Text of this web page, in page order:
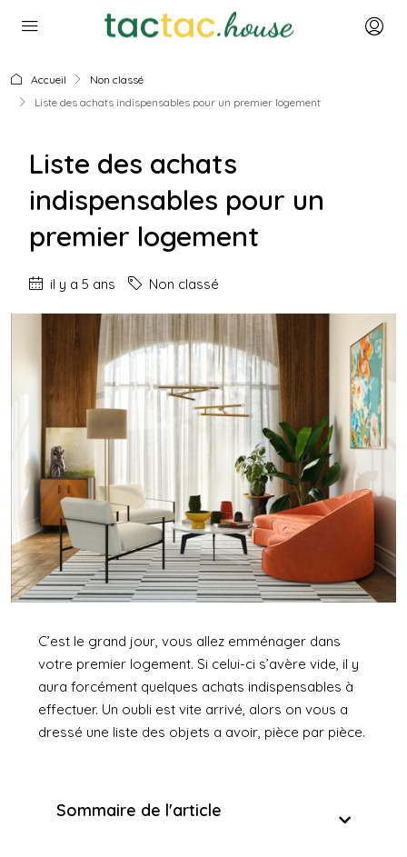
Accueil
Non classé
Liste des achats indispensables pour un premier logement
Liste des achats
indispensables pour un
premier logement
il y a 5 ans Non classé
C’est le grand jour, vous allez emménager dans
votre premier logement. Si celui-ci s’avère vide, il y
aura forcément quelques achats indispensables à
effectuer. Un oubli est vite arrivé, alors on vous a
dressé une liste des objets a avoir, pièce par pièce.
Sommaire de l'article